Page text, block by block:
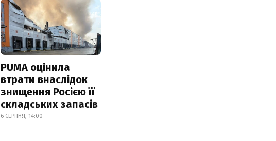
PUMA оцінила
втрати внаслідок
знищення Росією її
складських запасів
6 СЕРПНЯ, 14:00